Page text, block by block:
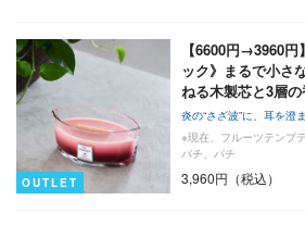
OUTLET
【6600円→3960
ック》まるで小さ
ねる木製芯と3層
炎の“さざ波”に、耳を澄
※現在、フルーツテンプ
パチ、パチ
3,960円（税込）